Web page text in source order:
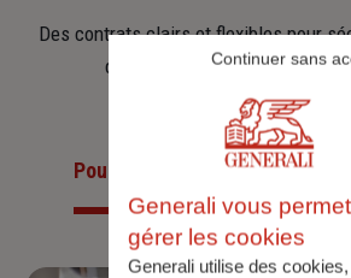
Des contrats clairs et flexibles pour
d’aujourd’hui et anticiper ceux
Pour les particuliersPour les
Generali vous
gérer les cookies
Generali utilise des
Continuer sans